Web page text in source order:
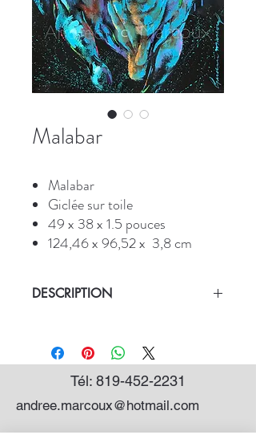
Malabar
Malabar
Giclée sur toile
49 x 38 x 1.5 pouces
124,46 x 96,52 x 3,8 cm
DESCRIPTION
* Giclée sur toile galerie
* Symbolise la force, puissance et douceur
du taureau.
contemporain
Tél: 819-452-2231
andree.marcoux@hotmail.com